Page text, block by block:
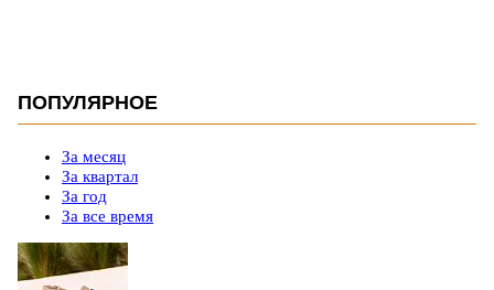
ПОПУЛЯРНОЕ
За месяц
За квартал
За год
За все время